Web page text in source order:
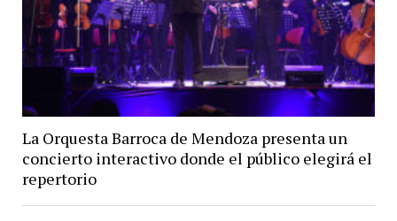
La Orquesta Barroca de Mendoza presenta un
concierto interactivo donde el público elegirá el
repertorio